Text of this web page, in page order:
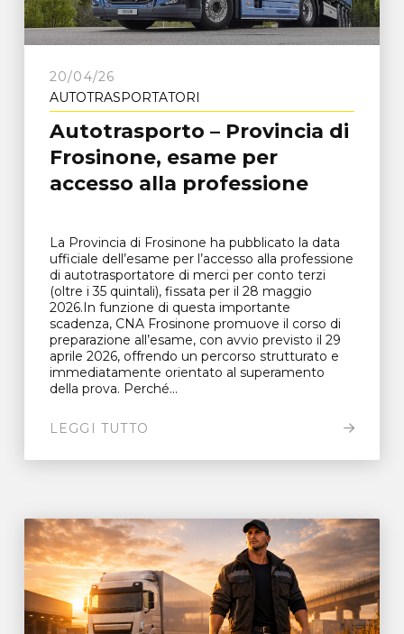
20/04/26
AUTOTRASPORTATORI
Autotrasporto – Provincia di
Frosinone, esame per
accesso alla professione
La Provincia di Frosinone ha pubblicato la data
ufficiale dell’esame per l’accesso alla professione
di autotrasportatore di merci per conto terzi
(oltre i 35 quintali), fissata per il 28 maggio
2026.In funzione di questa importante
scadenza, CNA Frosinone promuove il corso di
preparazione all’esame, con avvio previsto il 29
aprile 2026, offrendo un percorso strutturato e
immediatamente orientato al superamento
della prova. Perché...
LEGGI TUTTO